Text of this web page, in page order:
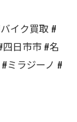
イク買取 #
日市市 #名
ミラジーノ #